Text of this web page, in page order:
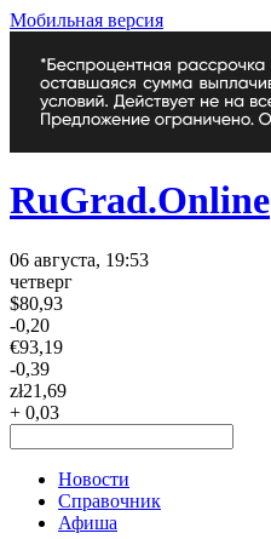
Мобильная версия
RuGrad.Online
06 августа, 19:53
четверг
$80,93
-0,20
€93,19
-0,39
zł21,69
+ 0,03
Новости
Справочник
Афиша